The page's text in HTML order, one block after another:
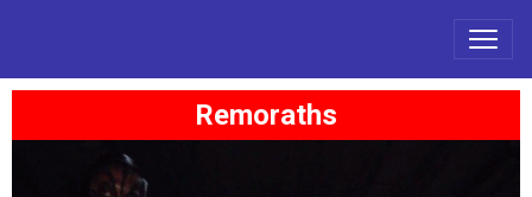
Remoraths